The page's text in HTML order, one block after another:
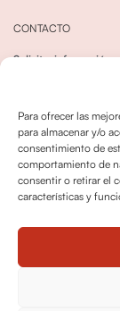
Para ofrecer las
para almacenar y/o
consentimiento de
comportamiento de
consentir o retirar el
características y
CONTACTO
Solicitar información
Política de cookies
Política